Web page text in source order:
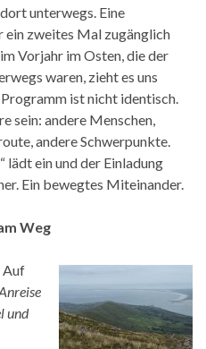
unterwegs. Eine
ein zweites Mal zugänglich
Vorjahr im Osten, die der
waren, zieht es uns
ist nicht identisch.
sein: andere Menschen,
andere Schwerpunkte.
“ lädt ein und der Einladung
Ein bewegtes Miteinander.
Weg
Auf
und